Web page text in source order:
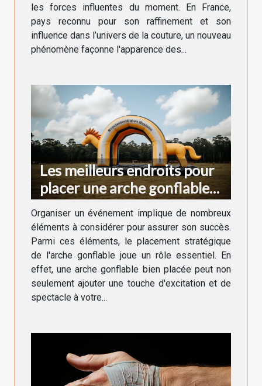
les forces influentes du moment. En France,
pays reconnu pour son raffinement et son
influence dans l’univers de la couture, un nouveau
phénomène façonne l'apparence des...
Les meilleurs endroits pour
placer une arche gonflable
lors d'un événement
Organiser un événement implique de nombreux
éléments à considérer pour assurer son succès.
Parmi ces éléments, le placement stratégique
de l'arche gonflable joue un rôle essentiel. En
effet, une arche gonflable bien placée peut non
seulement ajouter une touche d'excitation et de
spectacle à votre...